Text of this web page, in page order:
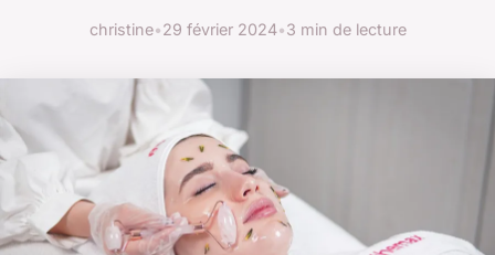
christine•29 février 2024•3 min de lecture